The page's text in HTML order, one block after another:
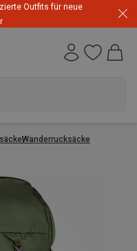
Outfits für neue
Wanderrucksäcke